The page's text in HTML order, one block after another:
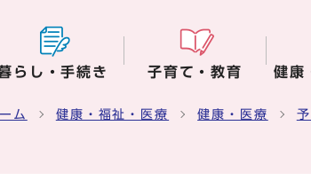
らし・手続き 子育て・教育 健康
ム 健康・福祉・医療 健康・医療